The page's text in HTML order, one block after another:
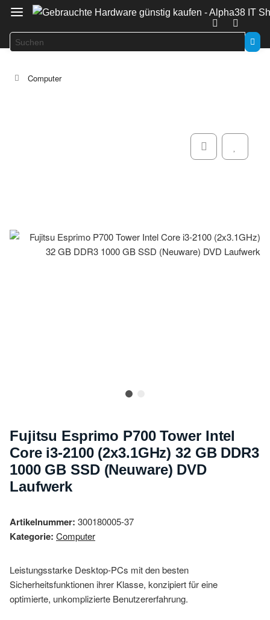
Computer
Fujitsu Esprimo P700 Tower Intel
Core i3-2100 (2x3.1GHz) 32 GB DDR3
1000 GB SSD (Neuware) DVD
Laufwerk
Artikelnummer: 300180005-37
Kategorie: Computer
Leistungsstarke Desktop-PCs mit den besten
Sicherheitsfunktionen ihrer Klasse, konzipiert für eine
optimierte, unkomplizierte Benutzererfahrung.